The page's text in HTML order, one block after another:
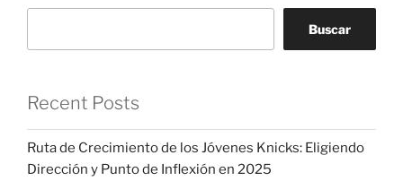
Buscar
Recent Posts
Ruta de Crecimiento de los Jóvenes Knicks: Eligiendo
Dirección y Punto de Inflexión en 2025